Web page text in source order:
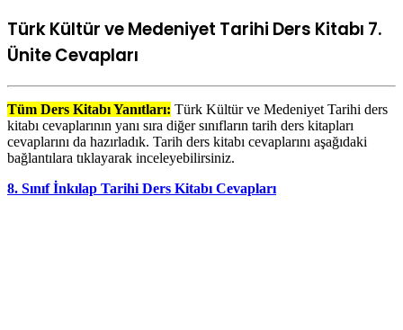
Türk Kültür ve Medeniyet Tarihi Ders Kitabı 7.
Ünite Cevapları
Tüm Ders Kitabı Yanıtları: Türk Kültür ve Medeniyet Tarihi ders
kitabı cevaplarının yanı sıra diğer sınıfların tarih ders kitapları
cevaplarını da hazırladık. Tarih ders kitabı cevaplarını aşağıdaki
bağlantılara tıklayarak inceleyebilirsiniz.
8. Sınıf İnkılap Tarihi Ders Kitabı Cevapları